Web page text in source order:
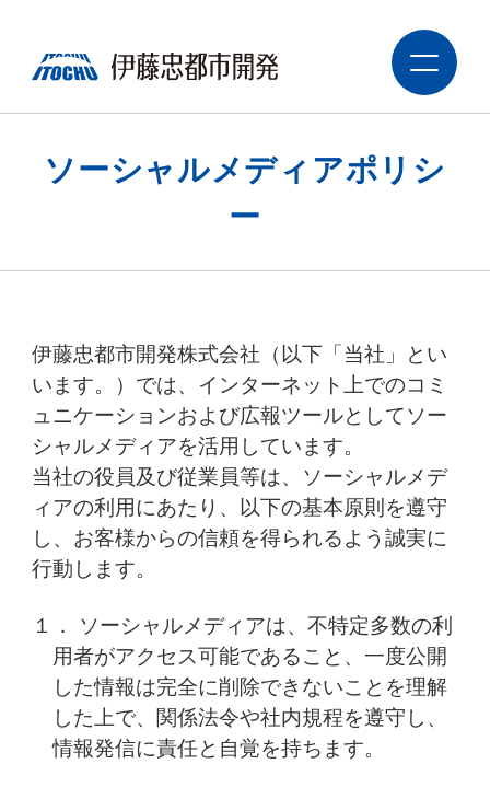
ソーシャルメディアポリシ
ー
伊藤忠都市開発株式会社（以下「当社」とい
います。）では、インターネット上でのコミ
ュニケーションおよび広報ツールとしてソー
シャルメディアを活用しています。
当社の役員及び従業員等は、ソーシャルメデ
ィアの利用にあたり、以下の基本原則を遵守
し、お客様からの信頼を得られるよう誠実に
行動します。
１． ソーシャルメディアは、不特定多数の利
用者がアクセス可能であること、一度公開
した情報は完全に削除できないことを理解
した上で、 関係法令や社内規程を遵守し、
情報発信に責任と自覚を持ちます。